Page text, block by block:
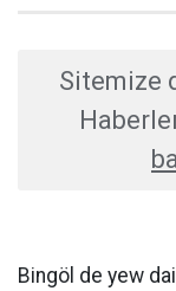
Sitemize
Bingöl de yew